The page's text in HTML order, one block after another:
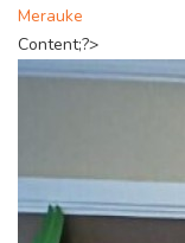
Merauke
Content;?>